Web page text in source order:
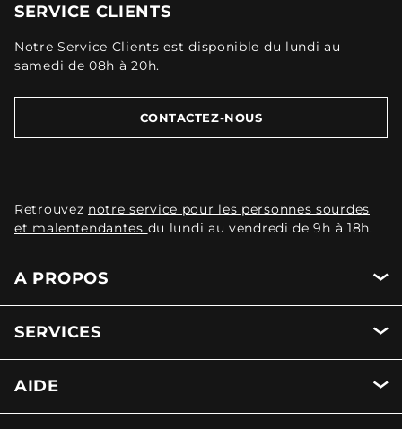
SERVICE CLIENTS
Notre Service Clients est disponible du lundi au
samedi de 08h à 20h.
CONTACTEZ-NOUS
Retrouvez notre service pour les personnes sourdes
et malentendantes du lundi au vendredi de 9h à 18h.
A PROPOS
SERVICES
AIDE